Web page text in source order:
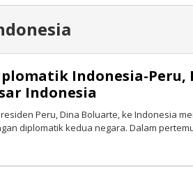
Indonesia-Peru,
Indonesia
Peru, Dina Boluarte, ke Indonesia
diplomatik kedua negara. Dalam